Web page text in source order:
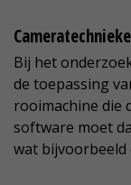
Bij het
de toepassing
rooimachine die
software moet
wat bijvoorbeeld